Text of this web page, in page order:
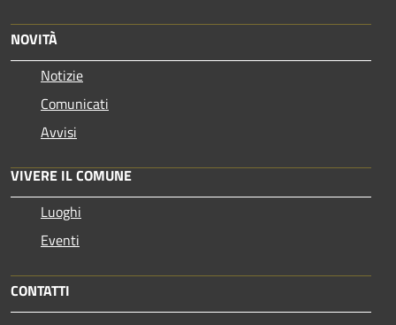
NOVITÀ
Notizie
Comunicati
Avvisi
VIVERE IL COMUNE
Luoghi
Eventi
CONTATTI